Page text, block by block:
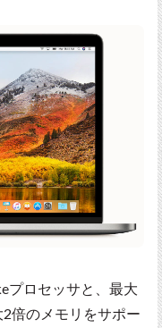
プロセッサと、最大
倍のメモリをサポー